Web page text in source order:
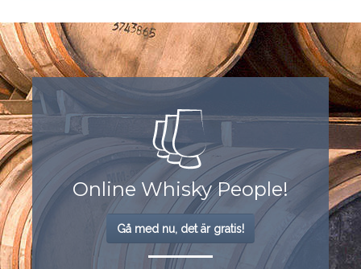
Online Whisky People!
Gå med nu, det är gratis!